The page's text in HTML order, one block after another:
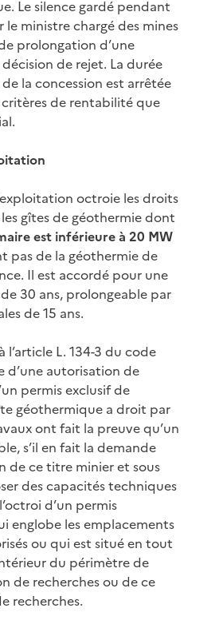
Le silence gardé pendant
le ministre chargé des mines
prolongation d’une
de rejet. La durée
la concession est arrêtée
critères de rentabilité que
octroie les droits
gîtes de géothermie dont
est inférieure à 20 MW
pas de la géothermie de
Il est accordé pour une
30 ans, prolongeable par
de 15 ans.
L. 134-3 du code
d’une autorisation de
permis exclusif de
géothermique a droit par
ont fait la preuve qu’un
s’il en fait la demande
de ce titre minier et sous
des capacités techniques
d’un permis
englobe les emplacements
ou qui est situé en tout
du périmètre de
de recherches ou de ce
recherches.